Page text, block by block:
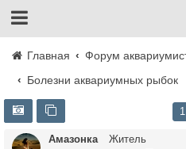
Главная
Форум
Болезни аквариумных рыбок
1
Амазонка Житель